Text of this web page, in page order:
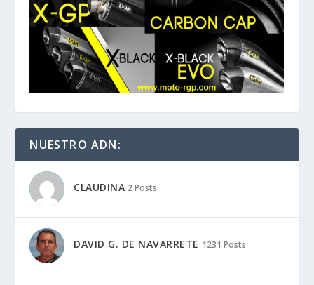
NUESTRO ADN:
CLAUDINA 2 Posts
DAVID G. DE NAVARRETE 1231 Posts